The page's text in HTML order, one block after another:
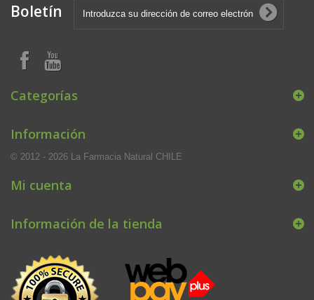
Boletín
Categorías
Información
© 2012 - 2026 La Farmacia Natural CHILE
Mi cuenta
Información de la tienda